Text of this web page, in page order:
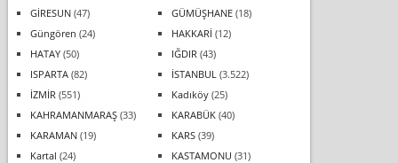
GİRESUN(47) GÜMÜŞHANE(18)
Güngören (24) HAKKARİ (12)
HATAY(50) IĞDIR (43)
ISPARTA(82) İSTANBUL (3.522)
İZMİR (551) Kadıköy(25)
KAHRAMANMARAŞ(33) KARABÜK(40)
KARAMAN(19) KARS(39)
Kartal (24) KASTAMONU (31)